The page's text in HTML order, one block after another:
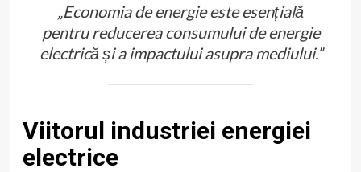
„Economia de energie este esențială
pentru reducerea consumului de energie
electrică și a impactului asupra mediului.”
Viitorul industriei energiei
electrice